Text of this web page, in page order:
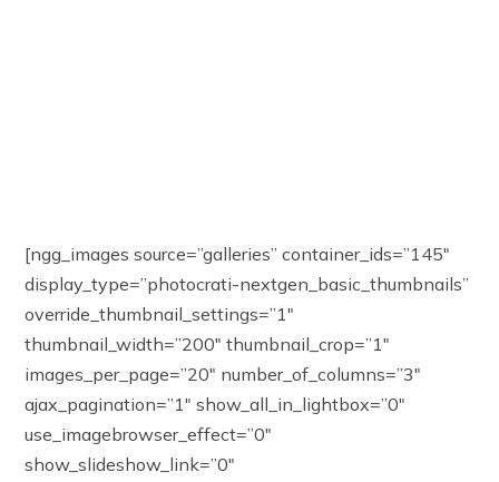
[ngg_images source=”galleries” container_ids=”145″
display_type=”photocrati-nextgen_basic_thumbnails”
override_thumbnail_settings=”1″
thumbnail_width=”200″ thumbnail_crop=”1″
images_per_page=”20″ number_of_columns=”3″
ajax_pagination=”1″ show_all_in_lightbox=”0″
use_imagebrowser_effect=”0″
show_slideshow_link=”0″